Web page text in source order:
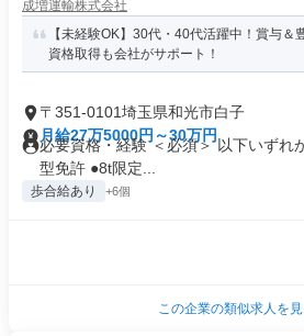
成増運輸株式会社
【未経験OK】30代・40代活躍中！賞与＆
資格取得も会社がサポート！
〒351-0101埼玉県和光市白子
月給27万5000円～30万円
必要資格・経験 ＜必須＞ 以下いずれ
型免許 ●8t限定...
歩合給あり +6個
この企業の類似求人を